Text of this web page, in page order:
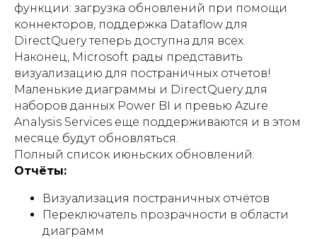
функции: загрузка обновлений при помощи
коннекторов, поддержка Dataflow для
DirectQuery теперь доступна для всех.
Наконец, Microsoft рады представить
визуализацию для постраничных отчетов!
Маленькие диаграммы и DirectQuery для
наборов данных Power BI и превью Azure
Analysis Services еще поддерживаются и в этом
месяце будут обновляться.
Полный список июньских обновлений:
Отчёты:
Визуализация постраничных отчётов
Переключатель прозрачности в области
диаграмм